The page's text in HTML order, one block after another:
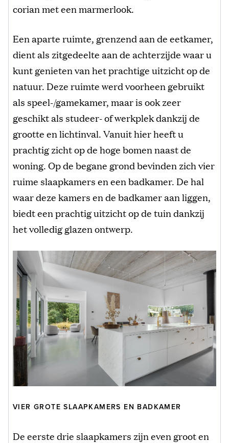
corian met een marmerlook.
Een aparte ruimte, grenzend aan de eetkamer,
dient als zitgedeelte aan de achterzijde waar u
kunt genieten van het prachtige uitzicht op de
natuur. Deze ruimte werd voorheen gebruikt
als speel-/gamekamer, maar is ook zeer
geschikt als studeer- of werkplek dankzij de
grootte en lichtinval. Vanuit hier heeft u
prachtig zicht op de hoge bomen naast de
woning. Op de begane grond bevinden zich vier
ruime slaapkamers en een badkamer. De hal
waar deze kamers en de badkamer aan liggen,
biedt een prachtig uitzicht op de tuin dankzij
het volledig glazen ontwerp.
VIER GROTE SLAAPKAMERS EN BADKAMER
De eerste drie slaapkamers zijn even groot en